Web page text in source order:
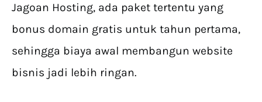
Jagoan Hosting, ada paket tertentu yang
bonus domain gratis untuk tahun pertama,
sehingga biaya awal membangun website
bisnis jadi lebih ringan.